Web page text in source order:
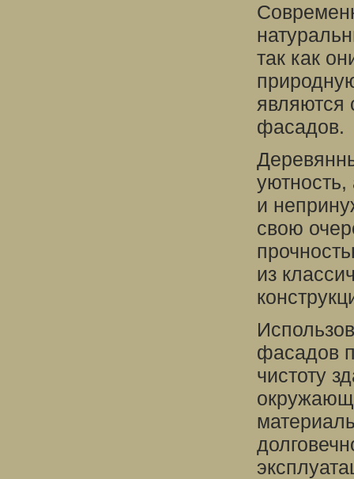
так как
фасадов.
уютность,
и
свою
из
фасадов
чистоту